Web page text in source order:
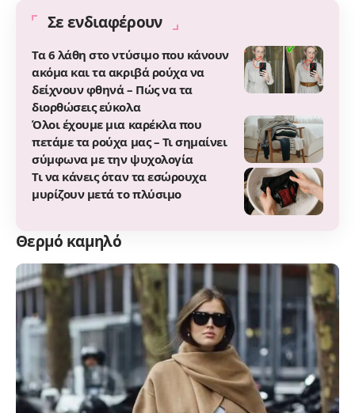
Σε ενδιαφέρουν
Τα 6 λάθη στο ντύσιμο που κάνουν
ακόμα και τα ακριβά ρούχα να
δείχνουν φθηνά – Πώς να τα
διορθώσεις εύκολα
Όλοι έχουμε μια καρέκλα που
πετάμε τα ρούχα μας – Τι σημαίνει
σύμφωνα με την ψυχολογία
Τι να κάνεις όταν τα εσώρουχα
μυρίζουν μετά το πλύσιμο
Θερμό καμηλό